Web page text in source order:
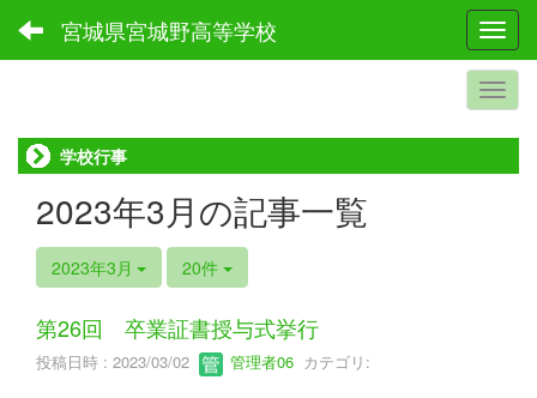
宮城県宮城野高等学校
学校行事
2023年3月の記事一覧
2023年3月 20件
第26回 卒業証書授与式挙行
投稿日時 : 2023/03/02 管理者06 カテゴリ: